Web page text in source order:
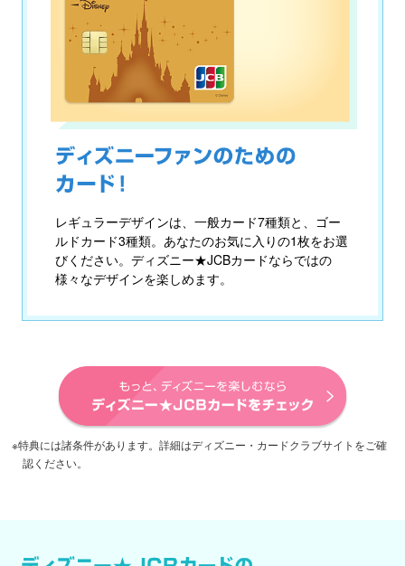
レギュラーデザインは、一般カード7種類と、ゴー
ルドカード3種類。あなたのお気に入りの1枚をお選
びください。ディズニー★JCBカードならではの
様々なデザインを楽しめます。
※特典には諸条件があります。詳細はディズニー・カードクラブサイトをご確
認ください。